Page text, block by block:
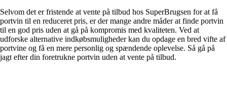
Selvom det er fristende at vente på tilbud hos SuperBrugsen for at få
portvin til en reduceret pris, er der mange andre måder at finde portvin
til en god pris uden at gå på kompromis med kvaliteten. Ved at
udforske alternative indkøbsmuligheder kan du opdage en bred vifte af
portvine og få en mere personlig og spændende oplevelse. Så gå på
jagt efter din foretrukne portvin uden at vente på tilbud.